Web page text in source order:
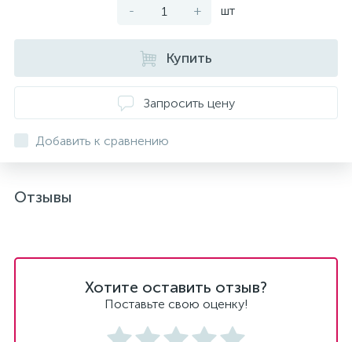
- + шт
Купить
Запросить цену
Добавить к сравнению
Отзывы
Хотите оставить отзыв?
Поставьте свою оценку!